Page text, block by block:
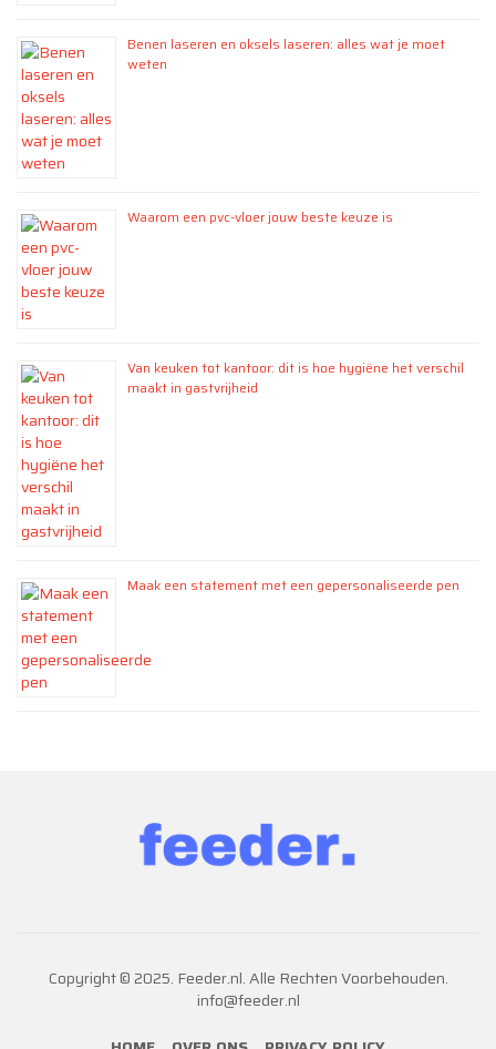
Benen laseren en oksels laseren: alles wat je moet
weten
Waarom een pvc-vloer jouw beste keuze is
Van keuken tot kantoor: dit is hoe hygiëne het verschil
maakt in gastvrijheid
Maak een statement met een gepersonaliseerde pen
Copyright © 2025. Feeder.nl. Alle Rechten Voorbehouden.
info@feeder.nl